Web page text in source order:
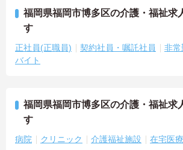
福岡県福岡市博多区の介護・福祉求
す
正社員(正職員) 契約社員・嘱託社員
非常
バイト
福岡県福岡市博多区の介護・福祉求
す
病院 クリニック 介護福祉施設 在宅医療